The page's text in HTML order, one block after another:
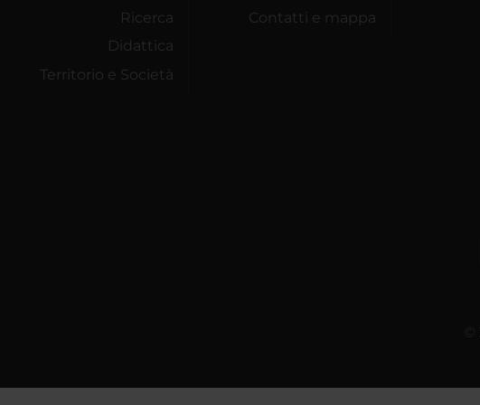
Ricerca
Didattica
Territorio e Società
Contatti e mappa